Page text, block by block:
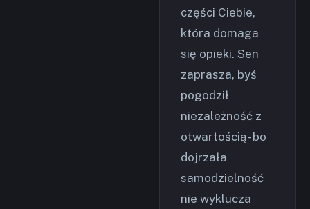
części Ciebie,
która domaga
się opieki. Sen
zaprasza, byś
pogodził
niezależność z
otwartością - bo
dojrzała
samodzielność
nie wyklucza